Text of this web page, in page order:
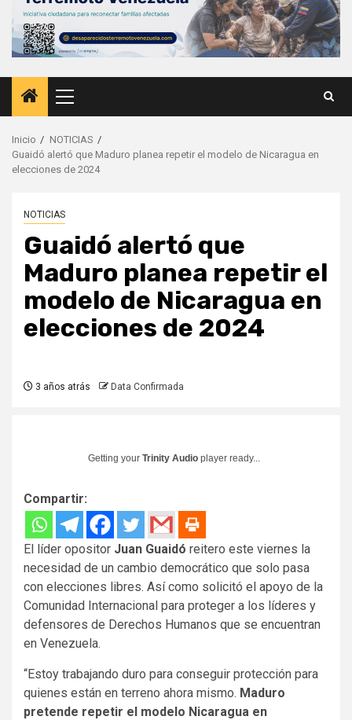
Menú
principal
Inicio
NOTICIAS
Guaidó alertó que Maduro planea repetir el modelo de Nicaragua en
elecciones de 2024
NOTICIAS
Guaidó alertó que
Maduro planea repetir el
modelo de Nicaragua en
elecciones de 2024
3 años atrás Data Confirmada
Getting your Trinity Audio player ready...
Compartir:
El líder opositor Juan Guaidó reitero este viernes la
necesidad de un cambio democrático que solo pasa
con elecciones libres. Así como solicitó el apoyo de la
Comunidad Internacional para proteger a los líderes y
defensores de Derechos Humanos que se encuentran
en Venezuela.
“Estoy trabajando duro para conseguir protección para
quienes están en terreno ahora mismo. Maduro
pretende repetir el modelo Nicaragua en